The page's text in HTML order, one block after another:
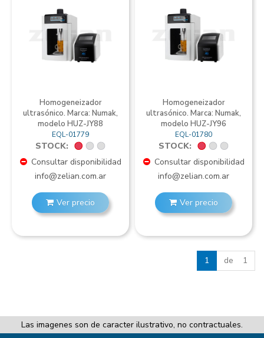
Homogeneizador
ultrasónico. Marca: Numak,
modelo HUZ-JY88
EQL-01779
STOCK:
Consultar disponibilidad
info@zelian.com.ar
Ver precio
Homogeneizador
ultrasónico. Marca: Numak,
modelo HUZ-JY96
EQL-01780
STOCK:
Consultar disponibilidad
info@zelian.com.ar
Ver precio
1 de 1
Las imagenes son de caracter ilustrativo, no contractuales.